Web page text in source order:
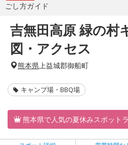
ごし方ガイド
吉無田高原 緑の村
図・アクセス
熊本県 上益城郡御船町
キャンプ場・BBQ場
熊本県で人気の夏休みスポット